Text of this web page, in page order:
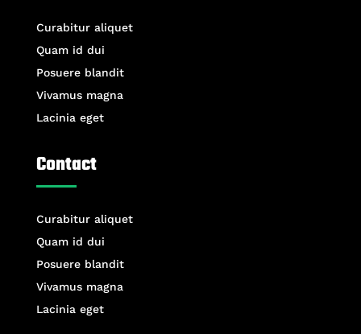
Curabitur aliquet
Quam id dui
Posuere blandit
Vivamus magna
Lacinia eget
Contact
Curabitur aliquet
Quam id dui
Posuere blandit
Vivamus magna
Lacinia eget